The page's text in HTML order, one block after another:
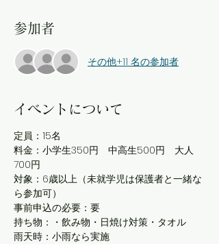
参加者
その他+11 名の参加者
イベントについて
定員：15名
料金：小学生350円　中高生500円　大人
700円
対象：6歳以上（未就学児は保護者と一緒な
ら参加可）
事前申込の必要：要
持ち物：・飲み物・日焼け対策・タオル
雨天時：小雨なら実施